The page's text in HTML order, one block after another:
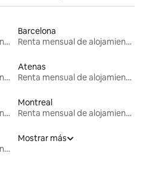
Renta mensual de alojamientos
Barcelona
Renta mensual de alojamientos
Renta mensual de alojamientos
Atenas
Renta mensual de alojamientos
Renta mensual de alojamientos
Montreal
Renta mensual de alojamientos
Renta mensual de alojamientos
Mostrar más